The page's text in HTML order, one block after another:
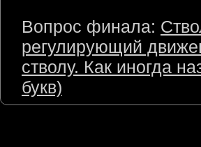
Вопрос финала:
регулирующий
стволу. Как иногда
букв)